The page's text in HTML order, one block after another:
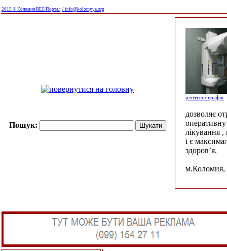
2015 © Коломия ВЕБ Портал / info@kolomyya.org
Пошук:
рентгенографія
дозволяє
лікування ,
і є
здоров’я.
м.Коломия,